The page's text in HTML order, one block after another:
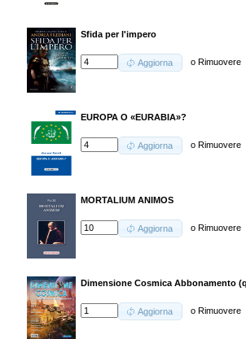
Sfida per l'impero
Aggiorna oRimuovere
EUROPA O «EURABIA»?
Aggiorna oRimuovere
MORTALIUM ANIMOS
Aggiorna oRimuovere
Dimensione Cosmica Abbonamento
Aggiorna oRimuovere